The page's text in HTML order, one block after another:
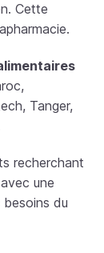
Cette
Tanger,
recherchant
une
du